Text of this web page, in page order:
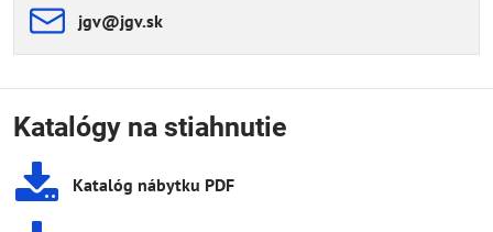
jgv​@jgv​.sk
Katalógy na stiahnutie
Katalóg nábytku PDF